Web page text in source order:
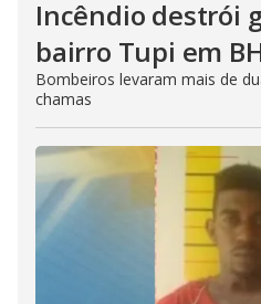
Incêndio destrói
bairro Tupi em
Bombeiros levaram mais de
chamas